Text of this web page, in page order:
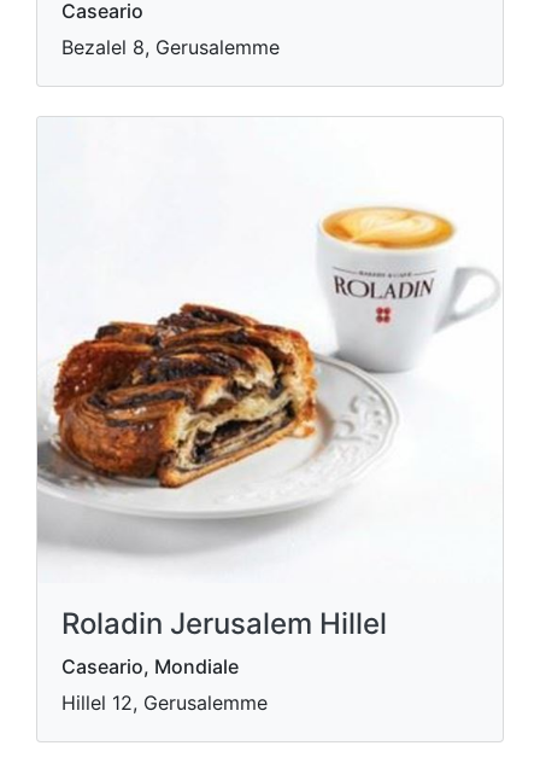
Caseario
Bezalel 8, Gerusalemme
Roladin Jerusalem Hillel
Caseario, Mondiale
Hillel 12, Gerusalemme